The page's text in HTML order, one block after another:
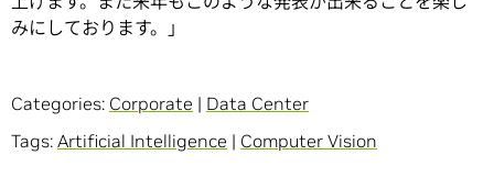
みにしております。」
Categories: Corporate | Data Center
Tags: Artificial Intelligence | Computer Vision